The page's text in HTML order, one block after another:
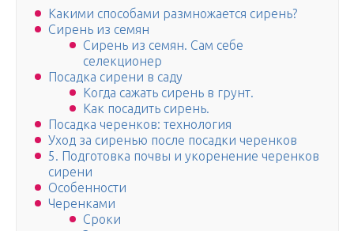
Какими способами размножается сирень?
Сирень из семян
Сирень из семян. Сам себе
селекционер
Посадка сирени в саду
Когда сажать сирень в грунт.
Как посадить сирень.
Посадка черенков: технология
Уход за сиренью после посадки черенков
5. Подготовка почвы и укоренение черенков
сирени
Особенности
Черенками
Сроки